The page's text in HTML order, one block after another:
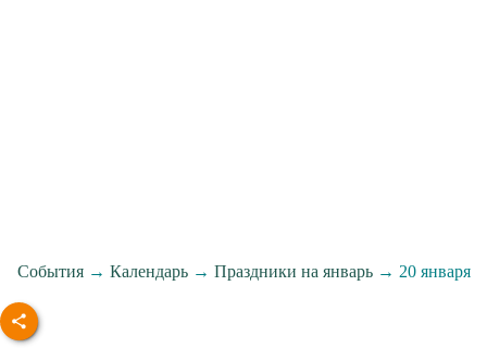
События→ Календарь→ Праздники на январь→ 20 января